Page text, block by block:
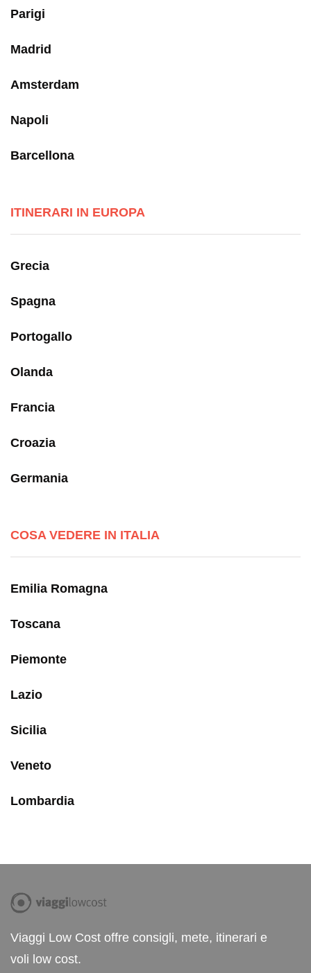
Parigi
Madrid
Amsterdam
Napoli
Barcellona
ITINERARI IN EUROPA
Grecia
Spagna
Portogallo
Olanda
Francia
Croazia
Germania
COSA VEDERE IN ITALIA
Emilia Romagna
Toscana
Piemonte
Lazio
Sicilia
Veneto
Lombardia
Viaggi Low Cost offre consigli, mete, itinerari e
voli low cost.